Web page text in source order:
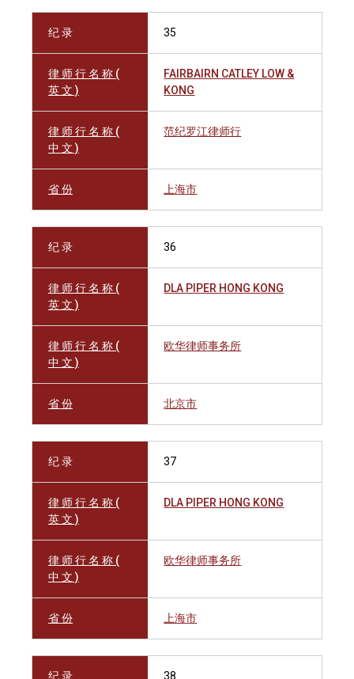
纪 录 35
律 师 行 名 称 (
英 文 )
FAIRBAIRN CATLEY LOW &
KONG
律 师 行 名 称 (
中 文 )
范纪罗江律师行
省 份 上海市
纪 录 36
律 师 行 名 称 (
英 文 )
DLA PIPER HONG KONG
律 师 行 名 称 (
中 文 )
欧华律师事务所
省 份 北京市
纪 录 37
律 师 行 名 称 (
英 文 )
DLA PIPER HONG KONG
律 师 行 名 称 (
中 文 )
欧华律师事务所
省 份 上海市
纪 录 38